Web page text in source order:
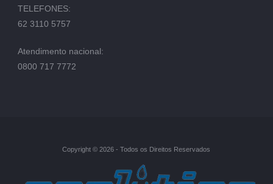
TELEFONES:
62 3110 5757
Atendimento nacional:
0800 717 7772
Copyright © 2026 - Todos os Direitos Reservados